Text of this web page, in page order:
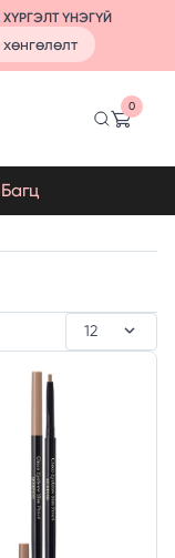
ҮНЭГҮЙ
0
Багц